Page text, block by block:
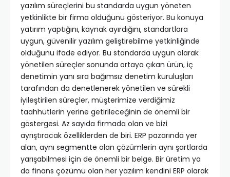
yazılım süreçlerini bu standarda uygun yöneten
yetkinlikte bir firma olduğunu gösteriyor. Bu konuya
yatırım yaptığını, kaynak ayırdığını, standartlara
uygun, güvenilir yazılım geliştirebilme yetkinliğinde
olduğunu ifade ediyor. Bu standarda uygun olarak
yönetilen süreçler sonunda ortaya çıkan ürün, iç
denetimin yanı sıra bağımsız denetim kuruluşları
tarafından da denetlenerek yönetilen ve sürekli
iyileştirilen süreçler, müşterimize verdiğimiz
taahhütlerin yerine getirileceğinin de önemli bir
göstergesi. Az sayıda firmada olan ve bizi
ayrıştıracak özelliklerden de biri. ERP pazarında yer
alan, aynı segmentte olan çözümlerin aynı şartlarda
yarışabilmesi için de önemli bir belge. Bir üretim ya
da finans çözümü olan her yazılım kendini ERP olarak